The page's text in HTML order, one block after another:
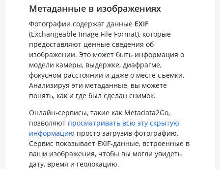
Метаданные в изображениях
Фотографии содержат данные EXIF
(Exchangeable Image File Format), которые
предоставляют ценные сведения об
изображении. Это может быть информация о
модели камеры, выдержке, диафрагме,
фокусном расстоянии и даже о месте съемки.
Анализируя эти метаданные, вы можете
понять, как и где был сделан снимок.
Онлайн‑сервисы, такие как Metadata2Go,
позволяют просматривать всю эту скрытую
информацию просто загрузив фотографию.
Сервис показывает EXIF‑данные, встроенные в
ваши изображения, чтобы вы могли увидеть
дату, время и геолокацию.